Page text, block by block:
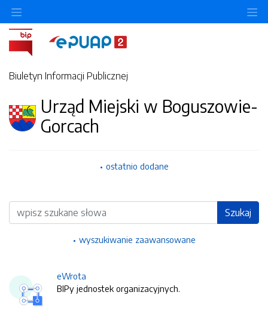
Biuletyn Informacji Publicznej
Urząd Miejski w Boguszowie-
Gorcach
ostatnio dodane
Wyszukiwarka Szukaj
wyszukiwanie zaawansowane
eWrota
BIPy jednostek organizacyjnych.